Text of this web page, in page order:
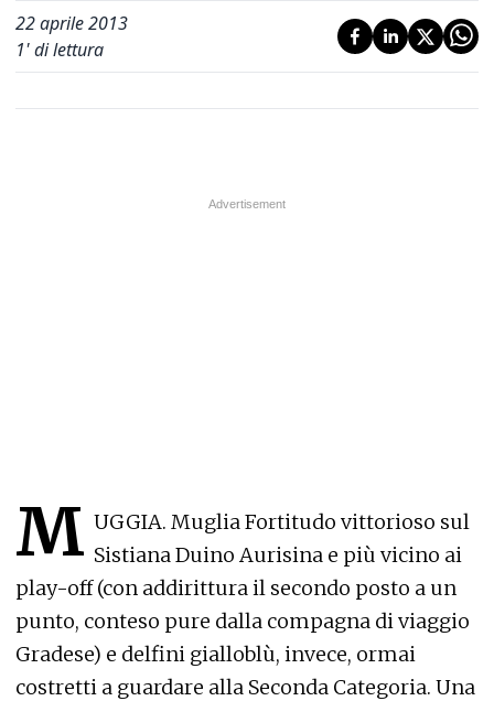
22 aprile 2013
1' di lettura
M UGGIA. Muglia Fortitudo vittorioso sul
Sistiana Duino Aurisina e più vicino ai
play-off (con addirittura il secondo posto a un
punto, conteso pure dalla compagna di viaggio
Gradese) e delfini gialloblù, invece, ormai
costretti a guardare alla Seconda Categoria. Una